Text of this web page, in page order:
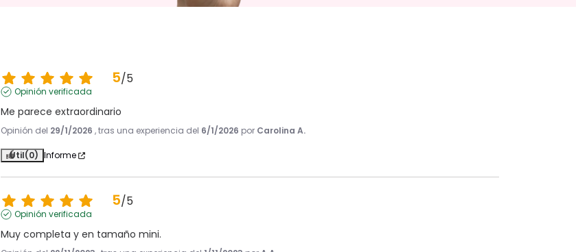
5/5
Opinión verificada
Me parece extraordinario
Opinión del 29/1/2026 , tras una experiencia del 6/1/2026 por Carolina A.
Útil(0) Informe
5/5
Opinión verificada
Muy completa y en tamaño mini.